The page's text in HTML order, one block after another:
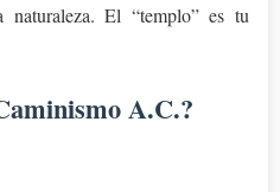
naturaleza. El “templo” es tu
A.C.?